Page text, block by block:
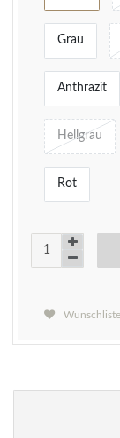
Grau
Anthrazit
Hellgrau
Rot
Wunschliste